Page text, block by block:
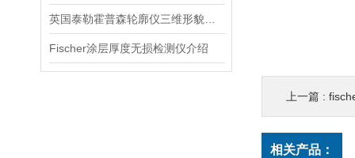
Fischer涂层厚度无损检测仪介绍
上一篇 :
相关产品：